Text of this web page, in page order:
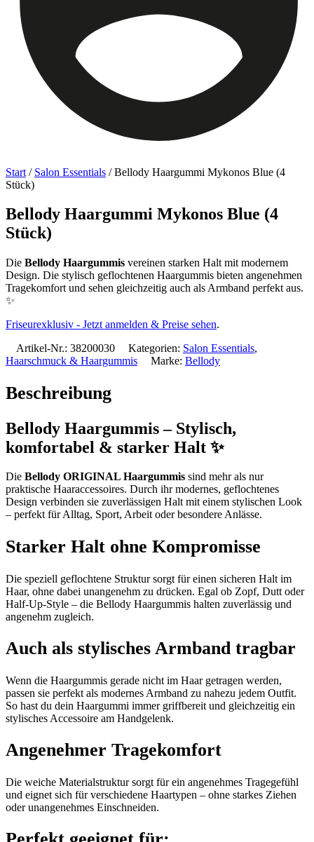
Start / Salon Essentials / Bellody Haargummi Mykonos Blue (4
Stück)
Bellody Haargummi Mykonos Blue (4
Stück)
Die Bellody Haargummis vereinen starken Halt mit modernem
Design. Die stylisch geflochtenen Haargummis bieten angenehmen
Tragekomfort und sehen gleichzeitig auch als Armband perfekt aus.
✨
Friseurexklusiv - Jetzt anmelden & Preise sehen.
Artikel-Nr.: 38200030 Kategorien: Salon Essentials,
Haarschmuck & Haargummis
Marke: Bellody
Beschreibung
Bellody Haargummis – Stylisch,
komfortabel & starker Halt ✨
Die Bellody ORIGINAL Haargummis sind mehr als nur
praktische Haaraccessoires. Durch ihr modernes, geflochtenes
Design verbinden sie zuverlässigen Halt mit einem stylischen Look
– perfekt für Alltag, Sport, Arbeit oder besondere Anlässe.
Starker Halt ohne Kompromisse
Die speziell geflochtene Struktur sorgt für einen sicheren Halt im
Haar, ohne dabei unangenehm zu drücken. Egal ob Zopf, Dutt oder
Half-Up-Style – die Bellody Haargummis halten zuverlässig und
angenehm zugleich.
Auch als stylisches Armband tragbar
Wenn die Haargummis gerade nicht im Haar getragen werden,
passen sie perfekt als modernes Armband zu nahezu jedem Outfit.
So hast du dein Haargummi immer griffbereit und gleichzeitig ein
stylisches Accessoire am Handgelenk.
Angenehmer Tragekomfort
Die weiche Materialstruktur sorgt für ein angenehmes Tragegefühl
und eignet sich für verschiedene Haartypen – ohne starkes Ziehen
oder unangenehmes Einschneiden.